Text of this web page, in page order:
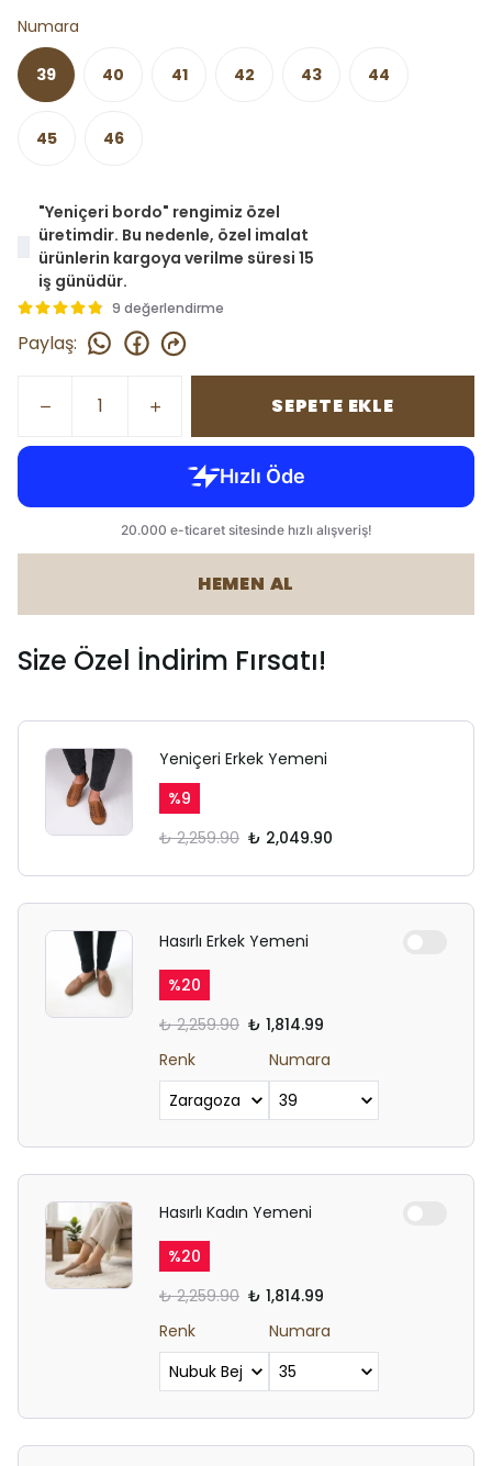
Numara
39 40 41 42 43 44
45 46
"Yeniçeri bordo" rengimiz özel
üretimdir. Bu nedenle, özel imalat
ürünlerin kargoya verilme süresi 15
iş günüdür.
9 değerlendirme
Paylaş:
SEPETE EKLE
HEMEN AL
Size Özel İndirim Fırsatı!
Yeniçeri Erkek Yemeni
%9
₺ 2,259.90 ₺ 2,049.90
Hasırlı Erkek Yemeni
%20
₺ 2,259.90 ₺ 1,814.99
Renk
Numara
Hasırlı Kadın Yemeni
%20
₺ 2,259.90 ₺ 1,814.99
Renk
Numara